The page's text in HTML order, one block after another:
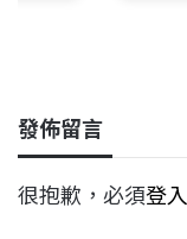
發佈留言
很抱歉，必須登入